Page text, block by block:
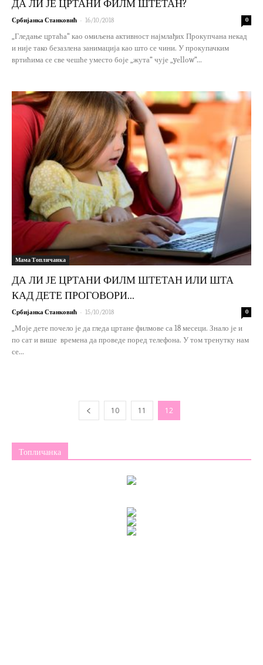
ДА ЛИ ЈЕ ЦРТАНИ ФИЛМ ШТЕТАН?
Србијанка Станковић - 16/10/2018 0
„Гледање цртаћа“ као омиљена активност најмлађих Прокупчана некад
и није тако безазлена занимација као што се чини. У прокупачким
вртићима се све чешће уместо боје „жута“ чује „yеllоw“...
Мама Топличанка
ДА ЛИ ЈЕ ЦРТАНИ ФИЛМ ШТЕТАН ИЛИ ШТА
КАД ДЕТЕ ПРОГОВОРИ...
Србијанка Станковић - 15/10/2018 0
„Моје дете почело је да гледа цртане филмове са 18 месеци. Знало је и
по сат и више времена да проведе поред телефона. У том тренутку нам
се...
10 11 12
Топличанка